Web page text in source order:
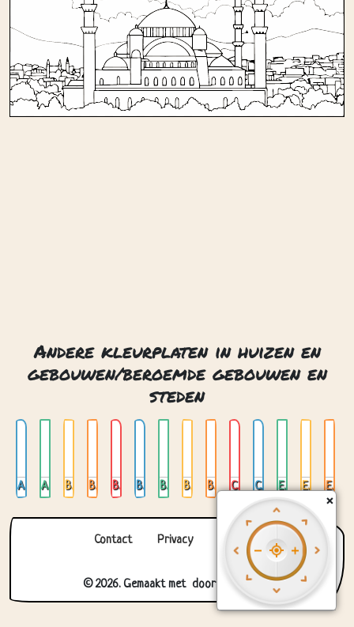
Andere kleurplaten in huizen en
gebouwen/beroemde gebouwen en
steden
Amsterdam 01 Amsterdam 02 Big ben Big ben londen Brandenburger tor Brandenburger tor berlijn Burj al arab dubai Burj khalifa Burj khalifa dubai Chichen itza mexico Colosseum rome Eiffel toren Eiffel tower parijs Eiffeltoren in parijs
Contact Privacy Over ons
© 2026. Gemaakt met door Zygomatic .
×